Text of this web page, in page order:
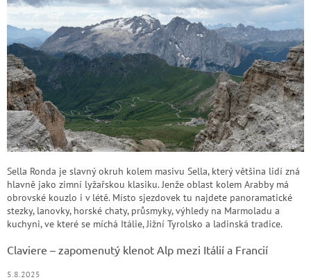
Sella Ronda je slavný okruh kolem masivu Sella, který většina lidí zná
hlavně jako zimní lyžařskou klasiku. Jenže oblast kolem Arabby má
obrovské kouzlo i v létě. Místo sjezdovek tu najdete panoramatické
stezky, lanovky, horské chaty, průsmyky, výhledy na Marmoladu a
kuchyni, ve které se míchá Itálie, Jižní Tyrolsko a ladinská tradice.
Claviere – zapomenutý klenot Alp mezi Itálií a Francií
5.8.2025